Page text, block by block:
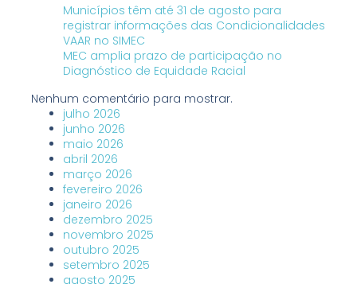
Municípios têm até 31 de agosto para
registrar informações das Condicionalidades
VAAR no SIMEC
MEC amplia prazo de participação no
Diagnóstico de Equidade Racial
Nenhum comentário para mostrar.
julho 2026
junho 2026
maio 2026
abril 2026
março 2026
fevereiro 2026
janeiro 2026
dezembro 2025
novembro 2025
outubro 2025
setembro 2025
agosto 2025